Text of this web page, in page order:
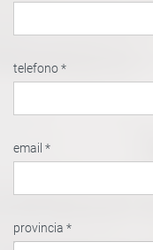
telefono *
email *
provincia *